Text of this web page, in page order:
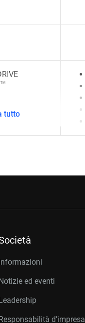
™
tutto
ed eventi
d’impresa